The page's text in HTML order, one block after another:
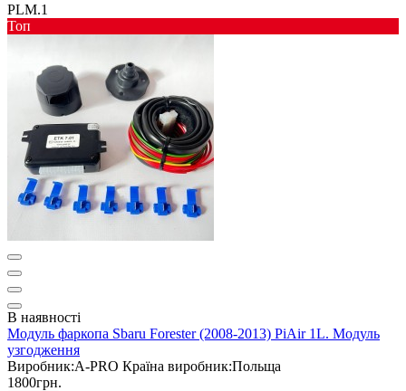
PLM.1
Toп
В наявності
Модуль фаркопа Sbaru Forester (2008-2013) PiAir 1L. Модуль
узгодження
Виробник:A-PRO Країна виробник:Польща
1800грн.